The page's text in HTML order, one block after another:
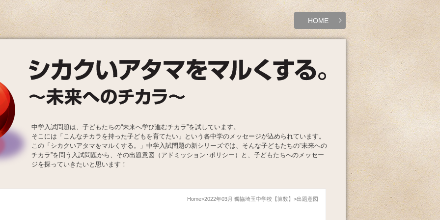
HOME
中学入試問題は、子どもたちの“未来へ学び進むチカラ”を試しています。
そこには「こんなチカラを持った子どもを育てたい」という各中学のメッセージが込められています。
この「シカクいアタマをマルくする。」中学入試問題の新シリーズでは、そんな子どもたちの“未来への
チカラ”を問う入試問題から、その出題意図（アドミッション･ポリシー）と、子どもたちへのメッセー
ジを探っていきたいと思います！
Home 2022年03月 獨協埼玉中学校【算数】 出題意図